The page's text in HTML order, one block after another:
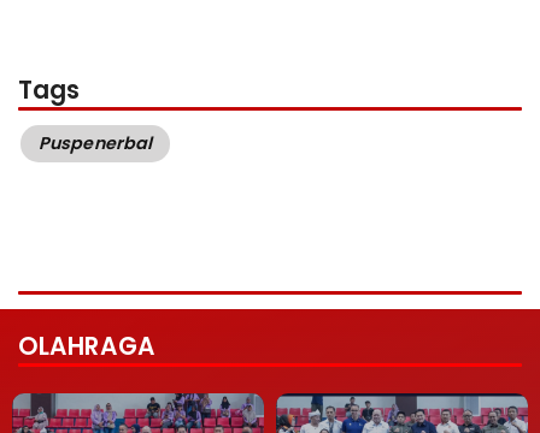
Tags
Puspenerbal
OLAHRAGA